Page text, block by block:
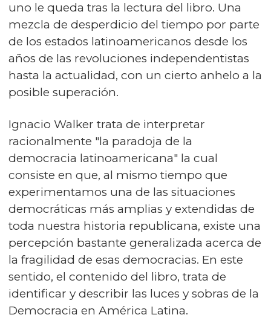
uno le queda tras la lectura del libro. Una
mezcla de desperdicio del tiempo por parte
de los estados latinoamericanos desde los
años de las revoluciones independentistas
hasta la actualidad, con un cierto anhelo a la
posible superación.
Ignacio Walker trata de interpretar
racionalmente "la paradoja de la
democracia latinoamericana" la cual
consiste en que, al mismo tiempo que
experimentamos una de las situaciones
democráticas más amplias y extendidas de
toda nuestra historia republicana, existe una
percepción bastante generalizada acerca de
la fragilidad de esas democracias. En este
sentido, el contenido del libro, trata de
identificar y describir las luces y sobras de la
Democracia en América Latina.